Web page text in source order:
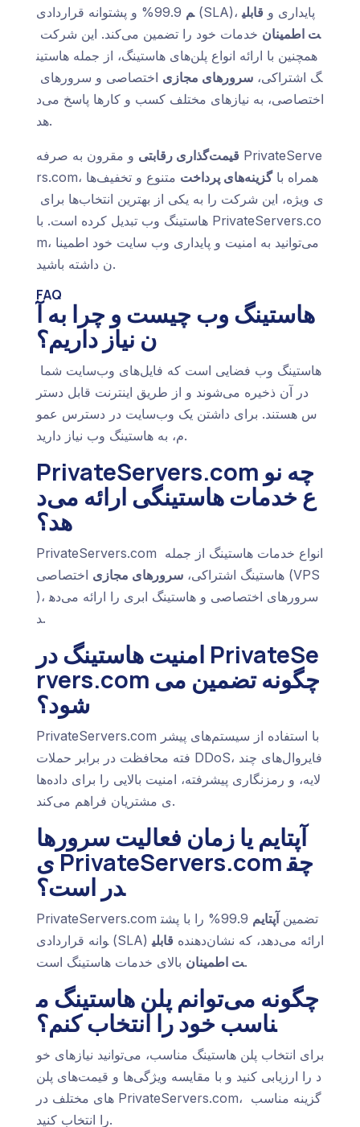
م
99.9% و پشتوانه قراردادی (SLA)، پایداری و قابلی
ت اطمینان خدمات خود را تضمین می‌کند. این شرکت
همچنین با ارائه انواع پلن‌های هاستینگ، از جمله هاستین
گ اشتراکی،سرورهای مجازی اختصاصی و سرورهای
اختصاصی، به نیازهای مختلف کسب و کارها پاسخ می‌د
هد.
قیمت‌گذاری رقابتی و مقرون به صرفه PrivateServe
rs.com، همراه باگزینه‌های پرداخت متنوع و تخفیف‌ها
ی ویژه، این شرکت را به یکی از بهترین انتخاب‌ها برای
هاستینگ وب تبدیل کرده است. با PrivateServers.co
m، می‌توانید به امنیت و پایداری وب سایت خود اطمینا
ن داشته باشید.
FAQ
هاستینگ وب چیست و چرا به آ
ن نیاز داریم؟
هاستینگ وب فضایی است که فایل‌های وب‌سایت شما
در آن ذخیره می‌شوند و از طریق اینترنت قابل دستر
س هستند. برای داشتن یک وب‌سایت در دسترس عمو
م، به هاستینگ وب نیاز دارید.
PrivateServers.com چه نو
ع خدمات هاستینگی ارائه می‌د
هد؟
PrivateServers.com انواع خدمات هاستینگ از جمله
هاستینگ اشتراکی،سرورهای مجازی اختصاصی (VPS
)، سرورهای اختصاصی و هاستینگ ابری را ارائه می‌ده
د.
امنیت هاستینگ در PrivateSe
rvers.com چگونه تضمین می‌
شود؟
PrivateServers.com با استفاده از سیستم‌های پیشر
فته محافظت در برابر حملات DDoS، فایروال‌های چند
لایه، و رمزنگاری پیشرفته، امنیت بالایی را برای داده‌ها
ی مشتریان فراهم می‌کند.
آپتایم یا زمان فعالیت سرورها
ی PrivateServers.com چق
در است؟
PrivateServers.com تضمین آپتایم
99.9% را با پشت
وانه قراردادی (SLA) ارائه می‌دهد، که نشان‌دهنده قابلی
ت اطمینانبالای خدمات هاستینگ است.
چگونه می‌توانم پلن هاستینگ م
ناسب خود را انتخاب کنم؟
برای انتخاب پلن هاستینگ مناسب، می‌توانید نیازهای خو
د را ارزیابی کنید و با مقایسه ویژگی‌ها و قیمت‌های پلن‌
های مختلف در PrivateServers.com، گزینه مناسب
را انتخاب کنید.